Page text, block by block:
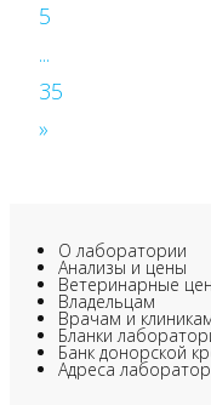
5
...
35
»
О лаборатории
Анализы и цены
Ветеринарные
Владельцам
Врачам и
Бланки
Банк донорской
Адреса